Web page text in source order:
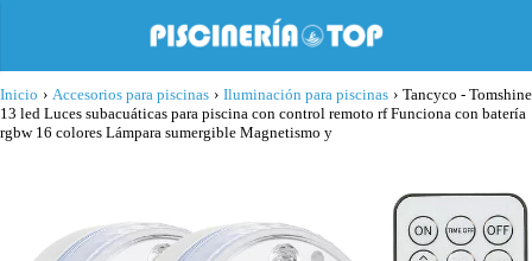
Inicio › Accesorios para piscinas › Iluminación para piscinas › Tancyco - Tomshine
13 led Luces subacuáticas para piscina con control remoto rf Funciona con batería
rgbw 16 colores Lámpara sumergible Magnetismo y